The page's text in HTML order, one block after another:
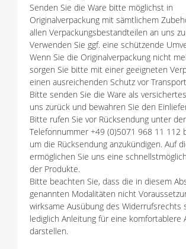
Senden Sie die Ware bitte möglichst in
Originalverpackung mit sämtlichem
allen Verpackungsbestandteilen an uns
Verwenden Sie ggf. eine schützende
Wenn Sie die Originalverpackung nicht
sorgen Sie bitte mit einer geeigneten
einen ausreichenden Schutz vor
Bitte senden Sie die Ware als
uns zurück und bewahren Sie den
Bitte rufen Sie vor Rücksendung unter der
Telefonnummer +49 (0)5071 968 11 112
um die Rücksendung anzukündigen. Auf
ermöglichen Sie uns eine
der Produkte.
Bitte beachten Sie, dass die in diesem
genannten Modalitäten nicht
wirksame Ausübung des Widerrufsrechts
lediglich Anleitung für eine komfortablere
darstellen.